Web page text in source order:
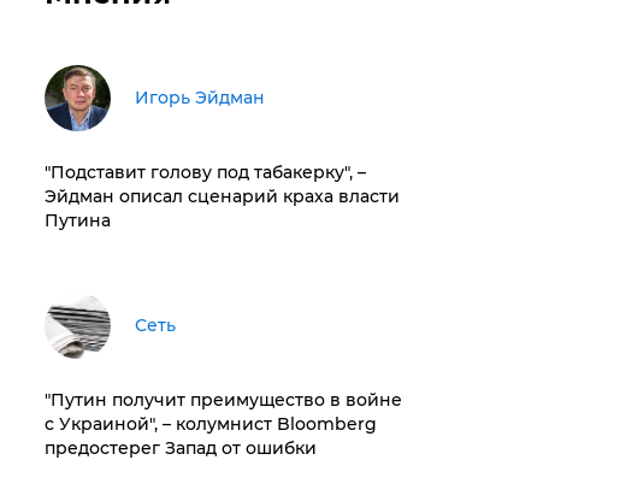
Игорь Эйдман
​"Подставит голову под табакерку", –
Эйдман описал сценарий краха власти
Путина
Сеть
"Путин получит преимущество в войне
с Украиной", – колумнист Bloomberg
предостерег Запад от ошибки